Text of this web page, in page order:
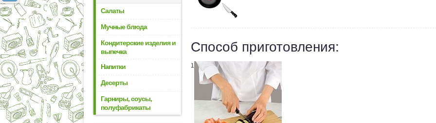
Салаты
Мучные блюда
Кондитерские изделия и
выпечка
Напитки
Десерты
Гарниры, соусы,
полуфабрикаты
Способ приготовления:
1